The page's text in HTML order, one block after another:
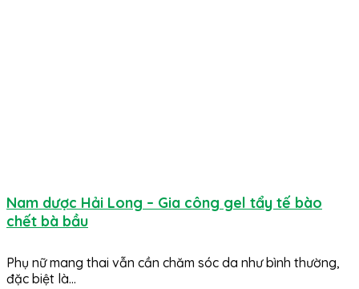
Nam dược Hải Long – Gia công gel tẩy tế bào
chết bà bầu
Phụ nữ mang thai vẫn cần chăm sóc da như bình thường,
đặc biệt là...